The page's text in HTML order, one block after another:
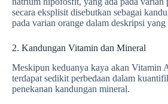
secara eksplisit disebutkan sebagai
pada varian orange dalam deskripsi
2. Kandungan Vitamin dan Mineral
Meskipun keduanya kaya akan Vitamin
terdapat sedikit perbedaan dalam
penekanan kandungan mineral.